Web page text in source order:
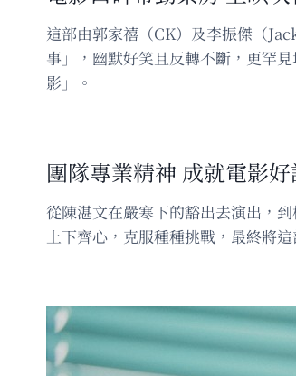
這部由郭家禧（CK）及李振傑（
事」，幽默好笑且反轉不斷，更罕
影」。
團隊專業精神 成就電影好
從陳湛文在嚴寒下的豁出去演出，
上下齊心，克服種種挑戰，最終將